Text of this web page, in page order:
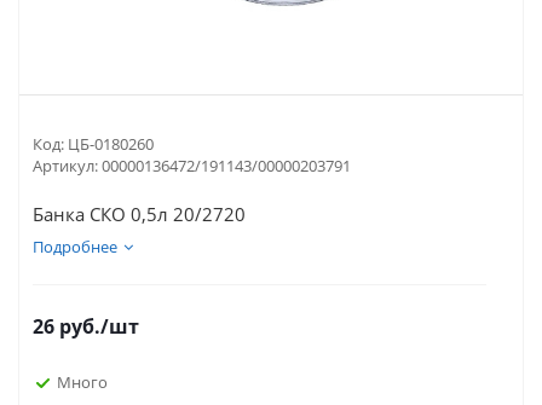
Код: ЦБ-0180260
Артикул:00000136472/191143/00000203791
Банка СКО 0,5л 20/2720
Подробнее
26 руб./шт
Много